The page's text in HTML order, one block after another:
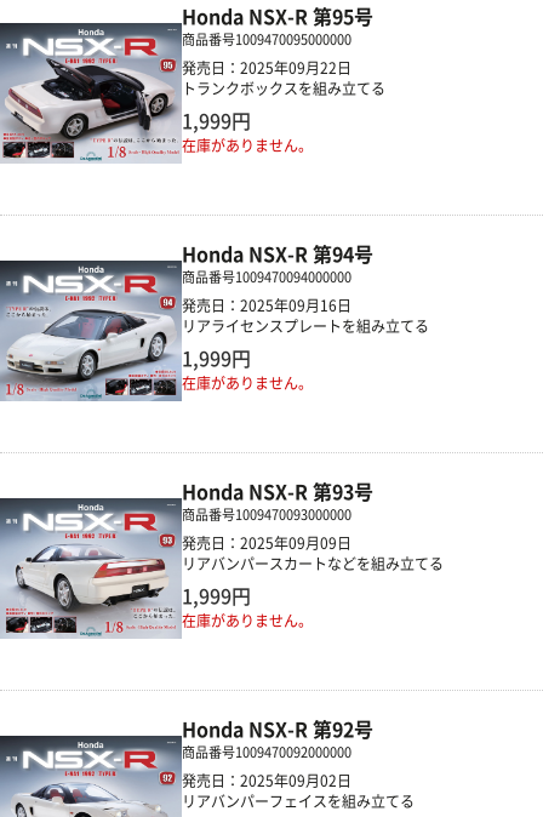
Honda NSX-R 第95号
商品番号1009470095000000
発売日：2025年09月22日
トランクボックスを組み立てる
1,999円
在庫がありません。
Honda NSX-R 第94号
商品番号1009470094000000
発売日：2025年09月16日
リアライセンスプレートを組み立てる
1,999円
在庫がありません。
Honda NSX-R 第93号
商品番号1009470093000000
発売日：2025年09月09日
リアバンパースカートなどを組み立てる
1,999円
在庫がありません。
Honda NSX-R 第92号
商品番号1009470092000000
発売日：2025年09月02日
リアバンパーフェイスを組み立てる